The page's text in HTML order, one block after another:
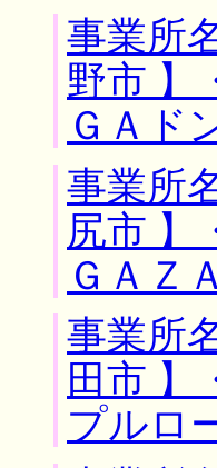
事業所
野市 】
ＧＡド
事業所
尻市 】
ＧＡＺ
事業所
田市 】
プルロ